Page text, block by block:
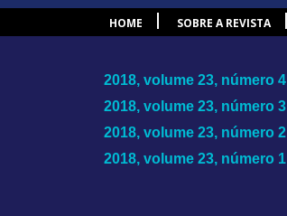
HOME SOBRE A REVISTA
2018, volume 23, número 4
2018, volume 23, número 3
2018, volume 23, número 2
2018, volume 23, número 1